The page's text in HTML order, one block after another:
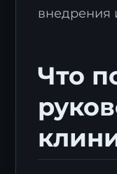
внедрения
Что